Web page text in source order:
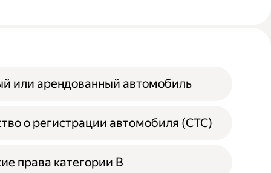
или арендованный автомобиль
о регистрации автомобиля (СТС)
права категории B